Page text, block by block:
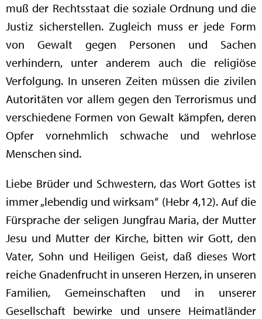
muß der Rechtsstaat die soziale Ordnung und die
Justiz sicherstellen. Zugleich muss er jede Form
von Gewalt gegen Personen und Sachen
verhindern, unter anderem auch die religiöse
Verfolgung. In unseren Zeiten müssen die zivilen
Autoritäten vor allem gegen den Terrorismus und
verschiedene Formen von Gewalt kämpfen, deren
Opfer vornehmlich schwache und wehrlose
Menschen sind.
Liebe Brüder und Schwestern, das Wort Gottes ist
immer „lebendig und wirksam“ (Hebr 4,12). Auf die
Fürsprache der seligen Jungfrau Maria, der Mutter
Jesu und Mutter der Kirche, bitten wir Gott, den
Vater, Sohn und Heiligen Geist, daß dieses Wort
reiche Gnadenfrucht in unseren Herzen, in unseren
Familien, Gemeinschaften und in unserer
Gesellschaft bewirke und unsere Heimatländer